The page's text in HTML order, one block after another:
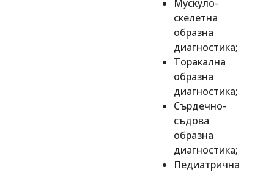
Мускуло-
скелетна
образна
диагностика;
Торакална
образна
диагностика;
Сърдечно-
съдова
образна
диагностика;
Педиатрична